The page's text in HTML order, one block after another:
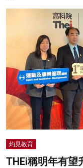
灼見教育
THEi稱明年有望